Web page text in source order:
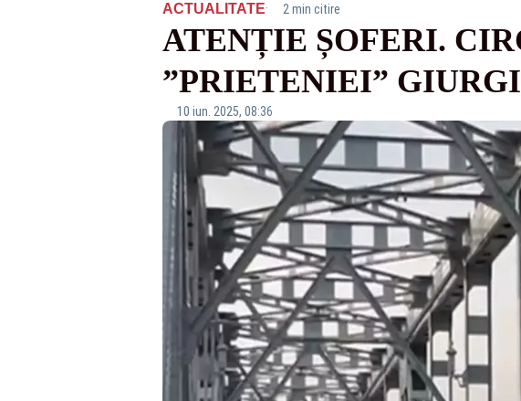
ACTUALITATE· 2 min citire
ATENȚIE ȘOFERI.
”PRIETENIEI”
10 iun. 2025, 08:36